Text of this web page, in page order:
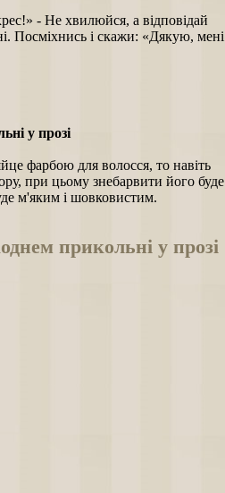
- Не хвилюйся, а відповідай
Посміхнись і скажи: «Дякую, мені
у прозі
фарбою для волосся, то навіть
при цьому знебарвити його буде
м'яким і шовковистим.
прикольні у прозі